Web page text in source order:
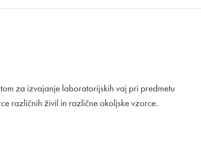
za izvajanje laboratorijskih vaj pri predmetu
različnih živil in različne okoljske vzorce.